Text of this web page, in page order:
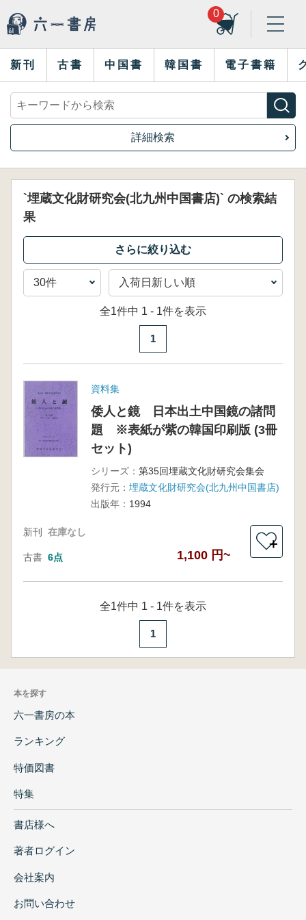
0
新刊 古書 中国書 韓国書 電子書籍
詳細検索
`埋蔵文化財研究会(北九州中国書店)` の検索結
果
全1件中 1 - 1件を表示
1
資料集
倭人と鏡 日本出土中国鏡の諸問
題 ※表紙が紫の韓国印刷版 (3冊
セット)
シリーズ： 第35回埋蔵文化財研究会集会
発行元： 埋蔵文化財研究会(北九州中国書店)
出版年： 1994
新刊 在庫なし
古書 6点 1,100 円~
＋
全1件中 1 - 1件を表示
1
本を探す
六一書房の本
ランキング
特価図書
特集
書店様へ
著者ログイン
会社案内
お問い合わせ